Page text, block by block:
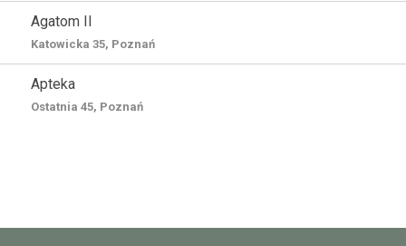
Agatom II
Katowicka 35, Poznań
Apteka
Ostatnia 45, Poznań